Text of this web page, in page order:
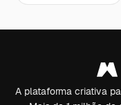
A plataforma criativa